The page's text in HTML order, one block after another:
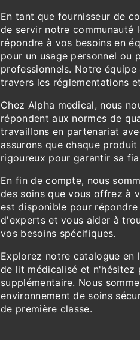
En tant que fournisseur de
de servir notre communauté
répondre à vos besoins en
pour un usage personnel ou
professionnels. Notre
travers les réglementations
Chez Alpha medical, nous
répondent aux normes de
travaillons en partenariat
assurons que chaque
rigoureux pour garantir sa
En fin de compte, nous
des soins que vous offrez à
est disponible pour
d'experts et vous aider à
vos besoins spécifiques.
Explorez notre catalogue
de lit médicalisé et
supplémentaire. Nous
environnement de soins
de première classe.